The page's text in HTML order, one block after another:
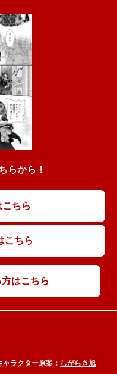
らから！
ちら
こちら
はこちら
ャラクター原案： しがらき旭